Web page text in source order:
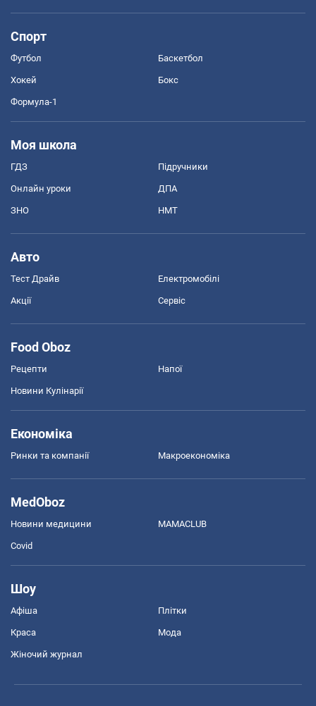
Спорт
Футбол Баскетбол
Хокей Бокс
Формула-1
Моя школа
ГДЗ Підручники
Онлайн уроки ДПА
ЗНО НМТ
Авто
Тест Драйв Електромобілі
Акції Сервіс
Food Oboz
Рецепти Напої
Новини Кулінарії
Економіка
Ринки та компанії Макроекономіка
MedOboz
Новини медицини MAMACLUB
Covid
Шоу
Афіша Плітки
Краса Мода
Жіночий журнал